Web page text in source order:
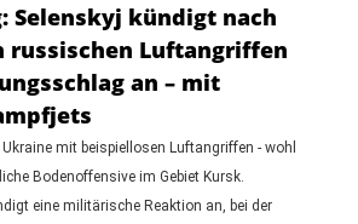
Selenskyj kündigt nach
russischen Luftangriffen
an – mit
mit beispiellosen Luftangriffen - wohl
Bodenoffensive im Gebiet Kursk.
eine militärische Reaktion an, bei der